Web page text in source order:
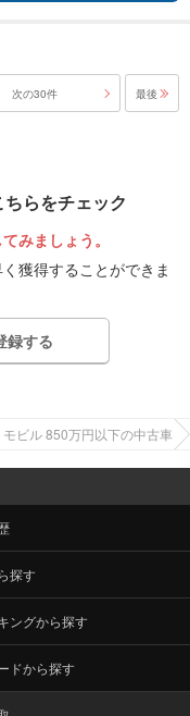
次の30件 最後
らをチェック
みましょう。
獲得することができま
録する
ビル 850万円以下の中古車
探す
ングから探す
ドから探す